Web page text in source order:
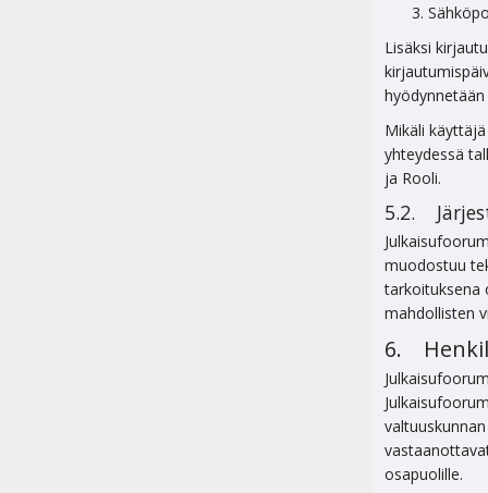
Lisäksi
Mikäli
yhteydessä
ja Rooli.
5.2.
muodostuu
tarkoituksena
mahdollisten
6.
osapuolille.